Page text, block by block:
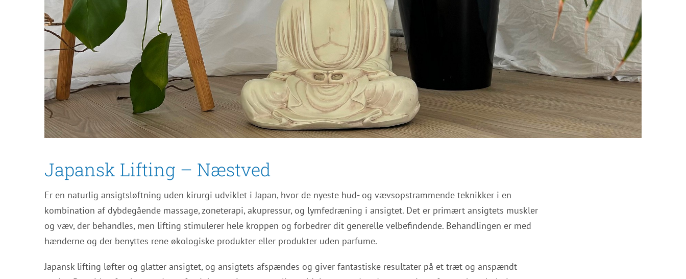
Japansk Lifting – Næstved
Er en naturlig ansigtsløftning uden kirurgi udviklet i Japan, hvor de nyeste hud- og vævsopstrammende teknikker i en
kombination af dybdegående massage, zoneterapi, akupressur, og lymfedræning i ansigtet. Det er primært ansigtets muskler
og væv, der behandles, men lifting stimulerer hele kroppen og forbedrer dit generelle velbefindende. Behandlingen er med
hænderne og der benyttes rene økologiske produkter eller produkter uden parfume.
Japansk lifting løfter og glatter ansigtet, og ansigtets afspændes og giver fantastiske resultater på et træt og anspændt